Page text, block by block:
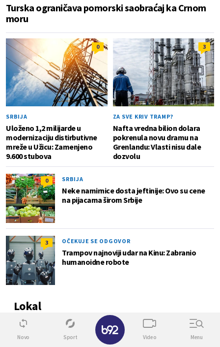
Turska ograničava pomorski saobraćaj ka Crnom
moru
0
SRBIJA
Uloženo 1,2 milijarde u
modernizaciju distirbutivne
mreže u Užicu: Zamenjeno
9.600 stubova
3
ZA SVE KRIV TRAMP?
Nafta vredna bilion dolara
pokrenula novu dramu na
Grenlandu: Vlasti nisu dale
dozvolu
0 SRBIJA
Neke namirnice dosta jeftinije: Ovo su cene
na pijacama širom Srbije
3 OČEKUJE SE ODGOVOR
Trampov najnoviji udar na Kinu: Zabranio
humanoidne robote
Lokal
6
Novo Sport Video Menu
✕